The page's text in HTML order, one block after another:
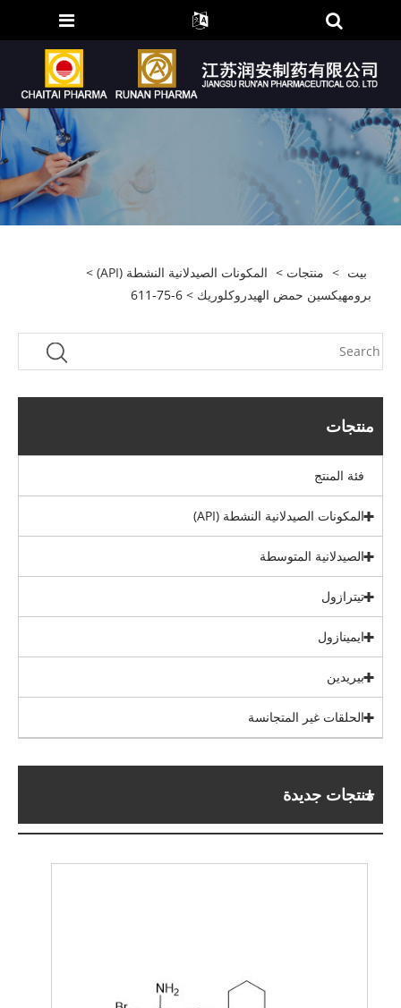
بيت > منتجات > المكونات الصيدلانية النشطة (API)
>
برومهيكسين حمض الهيدروكلوريك > 611-75-6
منتجات
فئة المنتج
المكونات الصيدلانية النشطة (API)
الصيدلانية المتوسطة
تيترازول
ايمينازول
بيريدين
الحلقات غير المتجانسة
منتجات جديدة